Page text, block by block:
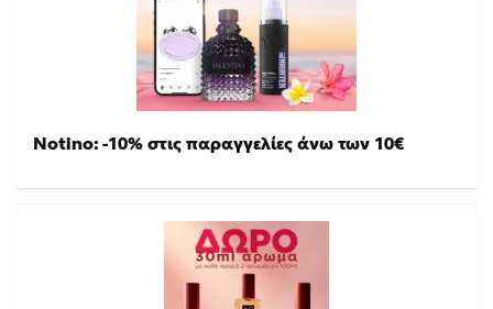
Notino: -10% στις παραγγελίες άνω των 10€